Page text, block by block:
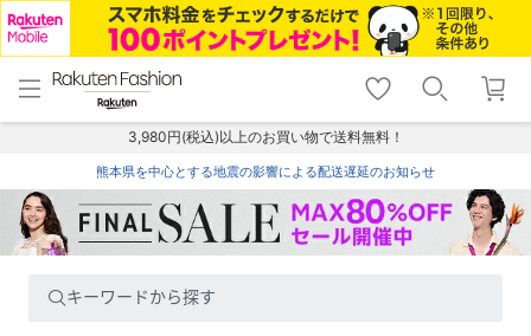
menu home
トップ
shopping_cart lock_outline
ログイン
3,980円(税込)以上のお買い物で送料無料！
熊本県を中心とする地震の影響による配送遅延のお知らせ
キーワードから探す